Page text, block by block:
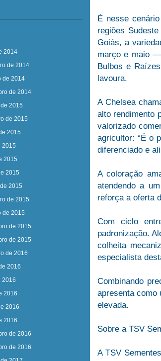
2014
de 2014
de 2014
de 2014
2015
de 2015
2015
2015
2015
2015
2015
de 2015
de 2015
de 2015
de 2015
de 2016
2016
2016
2016
2016
2016
de 2016
de 2016
É nesse
regiões
Goiás, a
março e maio —
Bulbos e
lavoura.
A Chelsea
alto rendimento
valorizado
agricultor: “É o
diferenciado e
A coloração
atendendo a
reforça a oferta
Com ciclo
padronização.
colheita
especialista
Combinando
apresenta como
elevada.
Sobre a TSV
A TSV